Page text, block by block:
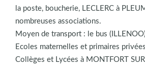
la poste, boucherie, LECLERC à
nombreuses associations.
Moyen de transport : le bus
Ecoles maternelles et primaires
Collèges et Lycées à MONTFORT